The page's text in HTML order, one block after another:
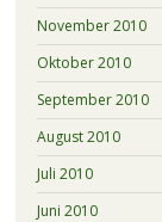
November 2010
Oktober 2010
September 2010
August 2010
Juli 2010
Juni 2010